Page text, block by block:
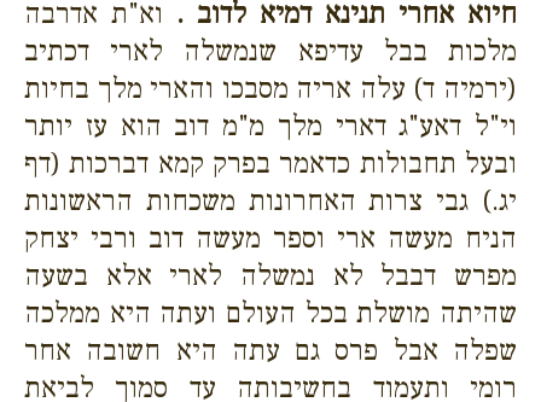
חיוא אחרי תנינא דמיא לדוב . וא"ת אדרבה
מלכות בבל עדיפא שנמשלה לארי דכתיב
(ירמיה ד) עלה אריה מסבכו והארי מלך בחיות
וי"ל דאע"ג דארי מלך מ"מ דוב הוא עז יותר
ובעל תחבולות כדאמר בפרק קמא דברכות (דף
יג.) גבי צרות האחרונות משכחות הראשונות
הניח מעשה ארי וספר מעשה דוב ורבי יצחק
מפרש דבבל לא נמשלה לארי אלא בשעה
שהיתה מושלת בכל העולם ועתה היא ממלכה
שפלה אבל פרס גם עתה היא חשובה אחר
רומי ותעמוד בחשיבותה עד סמוך לביאת